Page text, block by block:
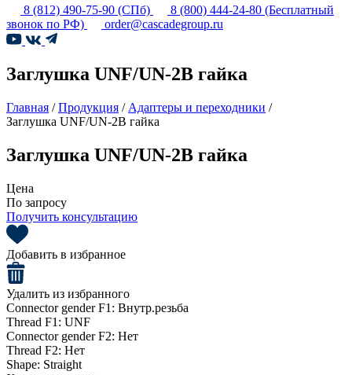
8 (812) 490-75-90 (СПб) 8 (800) 444-24-80 (Бесплатный
звонок по РФ)
order@cascadegroup.ru
Заглушка UNF/UN-2B гайка
Главная /Продукция / Адаптеры и переходники /
Заглушка UNF/UN-2B гайка
Заглушка UNF/UN-2B гайка
Цена
По запросу
Получить консультацию
Добавить в избранное
Удалить из избранного
Connector gender F1: Внутр.резьба
Thread F1: UNF
Connector gender F2: Нет
Thread F2: Нет
Shape: Straight